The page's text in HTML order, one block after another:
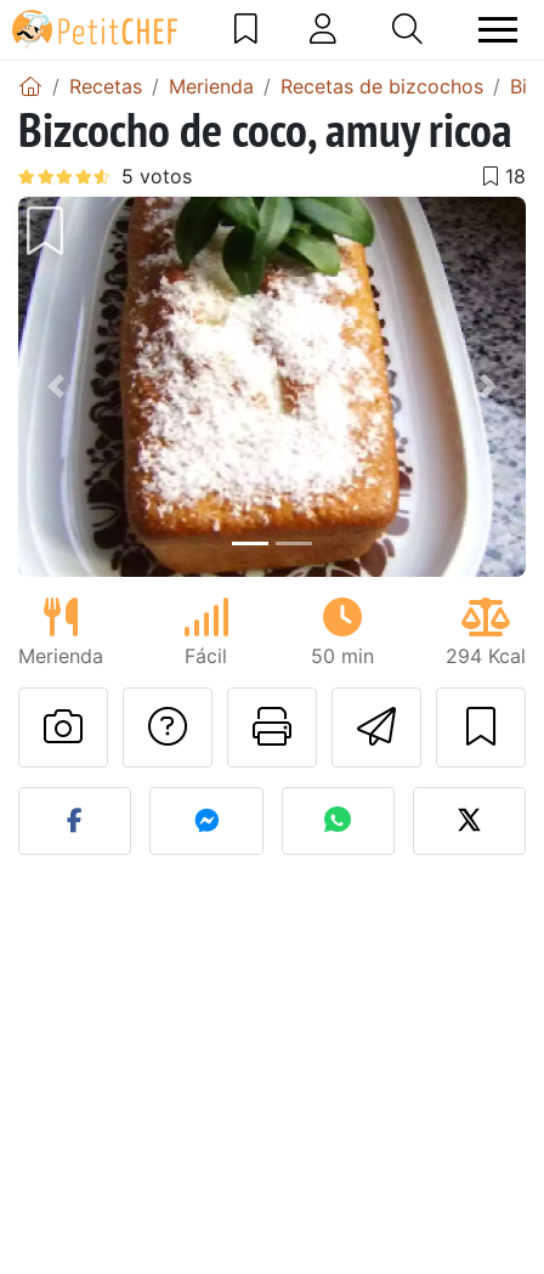
Recetas Merienda Recetas de bizcochos
Bizcocho de coco, amuy ricoa
Anterior
Merienda Fácil 50 min 294 Kcal
Imprimir
Preguntar al autor
Publicar la foto de esta